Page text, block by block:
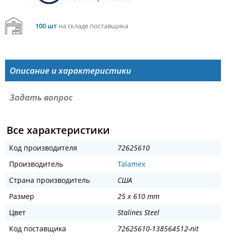
100 штна складе поставщика
Описание и характеристики
Задать вопрос
Все характеристики
Код производителя
72625610
Производитель
Talamex
Страна производитель
США
Размер
25 x 610 mm
Цвет
Stalines Steel
Код поставщика
72625610-138564512-nit